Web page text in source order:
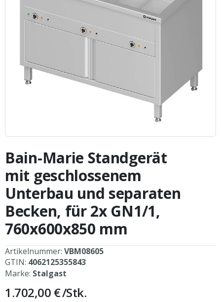
Anfang
der
Bildergalerie
springen
Bain-Marie Standgerät
mit geschlossenem
Unterbau und separaten
Becken, für 2x GN1/1,
760x600x850 mm
Artikelnummer: VBM08605
GTIN: 4062125355843
Marke: Stalgast
1.702,00 €/Stk.